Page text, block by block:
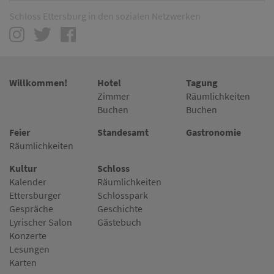
Schloss Ettersburg in den sozialen Netzwerken
Willkommen!
Hotel
Zimmer
Buchen
Tagung
Räumlichkeiten
Buchen
Feier
Räumlichkeiten
Standesamt Gastronomie
Kultur
Kalender
Ettersburger
Gespräche
Lyrischer Salon
Konzerte
Lesungen
Karten
Schloss
Räumlichkeiten
Schlosspark
Geschichte
Gästebuch